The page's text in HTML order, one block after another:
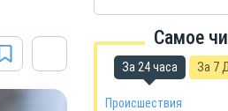
Самое
За 24 часа За 7
Происшествия